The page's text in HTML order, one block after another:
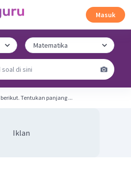
Masuk
Perhatikan gambar berikut. Tentukan panjang ...
Iklan